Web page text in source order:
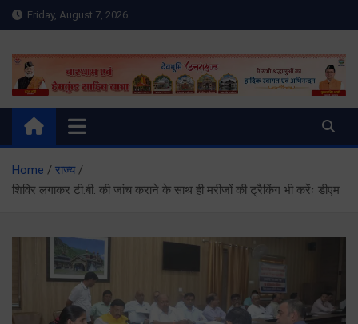
Skip
to
Friday, August 7, 2026
Meru Raibar | Uttarakhand
News | Uttarkashi News
meruraibar.com
Home
राज्य
शिविर लगाकर टी.बी. की जांच कराने के साथ ही मरीजों की ट्रैकिंग भी करेंः डीएम